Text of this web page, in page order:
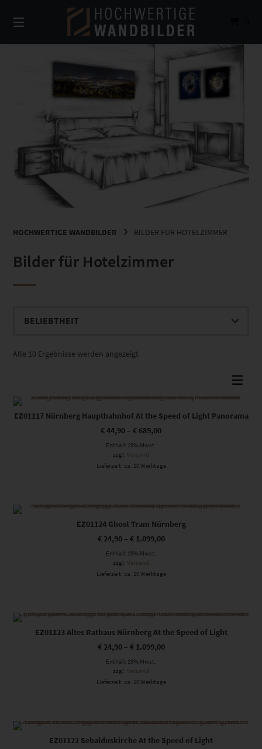
zum
Inhalt
HOCHWERTIGE WANDBILDER BILDER FÜR HOTELZIMMER
Bilder für Hotelzimmer
Alle 10 Ergebnisse werden angezeigt
Dieses Produkt weist mehrere Varianten auf. Die Optionen können auf der Produktseite gewählt werden
EZ01117 Nürnberg Hauptbahnhof At the Speed of Light Panorama
€44,90 – € 689,00
Enthält 19% Mwst.
zzgl. Versand
Lieferzeit: ca. 10 Werktage
Dieses Produkt weist mehrere Varianten auf. Die Optionen können auf der Produktseite gewählt werden
EZ01124 Ghost Tram Nürnberg
€24,90– €1.099,00
Enthält 19% Mwst.
zzgl. Versand
Lieferzeit: ca. 10 Werktage
Dieses Produkt weist mehrere Varianten auf. Die Optionen können auf der Produktseite gewählt werden
EZ01123 Altes Rathaus Nürnberg At the Speed of Light
€24,90– €1.099,00
Enthält 19% Mwst.
zzgl. Versand
Lieferzeit: ca. 10 Werktage
Dieses Produkt weist mehrere Varianten auf. Die Optionen können auf der Produktseite gewählt werden
EZ01122 Sebalduskirche At the Speed of Light